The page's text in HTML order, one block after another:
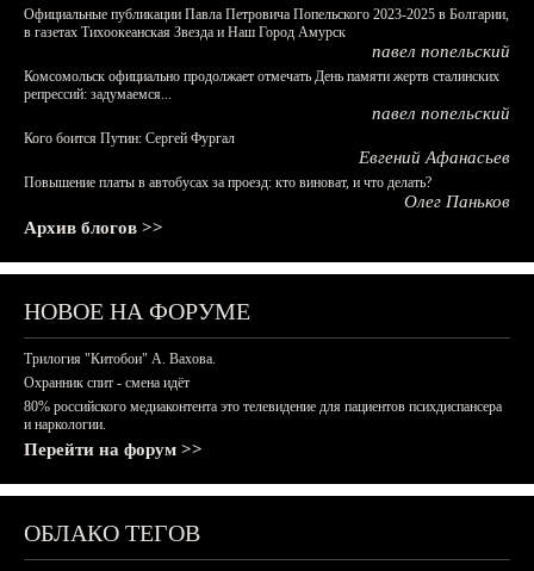
Официальные публикации Павла Петровича Попельского 2023-2025 в Болгарии,
в газетах Тихоокеанская Звезда и Наш Город Амурск
павел попельский
Комсомольск официально продолжает отмечать День памяти жертв сталинских
репрессий: задумаемся...
павел попельский
Кого боится Путин: Сергей Фургал
Евгений Афанасьев
Повышение платы в автобусах за проезд: кто виноват, и что делать?
Олег Паньков
Архив блогов >>
НОВОЕ НА ФОРУМЕ
Трилогия "Китобои" А. Вахова.
Охранник спит - смена идёт
80% российского медиаконтента это телевидение для пациентов психдиспансера
и наркологии.
Перейти на форум >>
ОБЛАКО ТЕГОВ